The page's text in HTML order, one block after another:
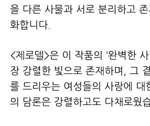
을 다른 사물과 서로 분리하고
화합니다.
<제로델>은 이 작품의 ‘완벽한
장 강렬한 빛으로 존재하며, 그
를 드리우는 여성들의 사랑에 대
의 담론은 강렬하고도 다채로웠